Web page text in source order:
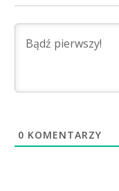
0 KOMENTARZY